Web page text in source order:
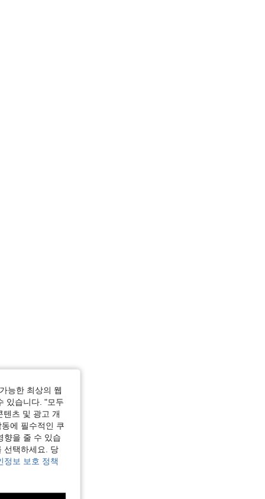
능한 최상의 웹
있습니다. "모두
츠 및 광고 개
에 필수적인 쿠
향을 줄 수 있습
선택하세요. 당
정보 보호 정책